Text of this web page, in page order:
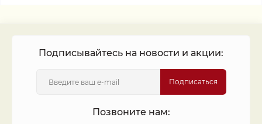
Подписывайтесь на новости и акции:
Подписаться
Позвоните нам: